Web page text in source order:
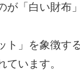
が「白い財布
ト」を象徴す
います。